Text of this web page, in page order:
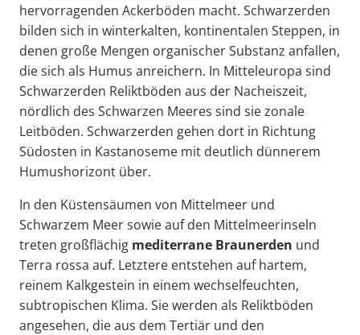
hervorragenden Ackerböden macht. Schwarzerden
bilden sich in winterkalten, kontinentalen Steppen, in
denen große Mengen organischer Substanz anfallen,
die sich als Humus anreichern. In Mitteleuropa sind
Schwarzerden Reliktböden aus der Nacheiszeit,
nördlich des Schwarzen Meeres sind sie zonale
Leitböden. Schwarzerden gehen dort in Richtung
Südosten in Kastanoseme mit deutlich dünnerem
Humushorizont über.
In den Küstensäumen von Mittelmeer und
Schwarzem Meer sowie auf den Mittelmeerinseln
treten großflächig mediterrane Braunerden und
Terra rossa auf. Letztere entstehen auf hartem,
reinem Kalkgestein in einem wechselfeuchten,
subtropischen Klima. Sie werden als Reliktböden
angesehen, die aus dem Tertiär und den